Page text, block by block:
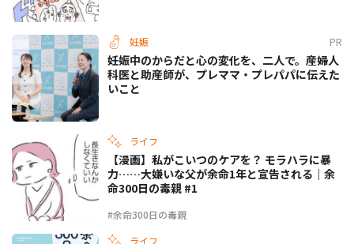
妊娠 PR
妊娠中のからだと心の変化を、二人で。産婦人
科医と助産師が、プレママ・プレパパに伝えた
いこと
ライフ
#余命300日の毒親
【漫画】私がこいつのケアを？ モラハラに暴
力……大嫌いな父が余命1年と宣告される｜余
命300日の毒親 #1
ライフ